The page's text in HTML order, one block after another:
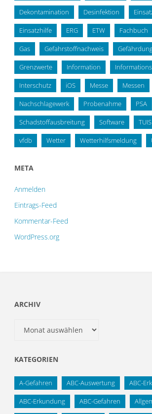
Dekontamination Desinfektion
Einsatzhilfe ERG ETW Fachbuch
Gas Gefahrstoffnachweis
Grenzwerte Information
Interschutz iOS Messe Messen
Nachschlagewerk Probenahme PSA
Schadstoffausbreitung Software TUIS
vfdb Wetter Wetterhilfsmeldung
META
Anmelden
Eintrags-Feed
Kommentar-Feed
WordPress.org
ARCHIV
KATEGORIEN
A-Gefahren ABC-Auswertung ABC-
ABC-Erkundung ABC-Gefahren